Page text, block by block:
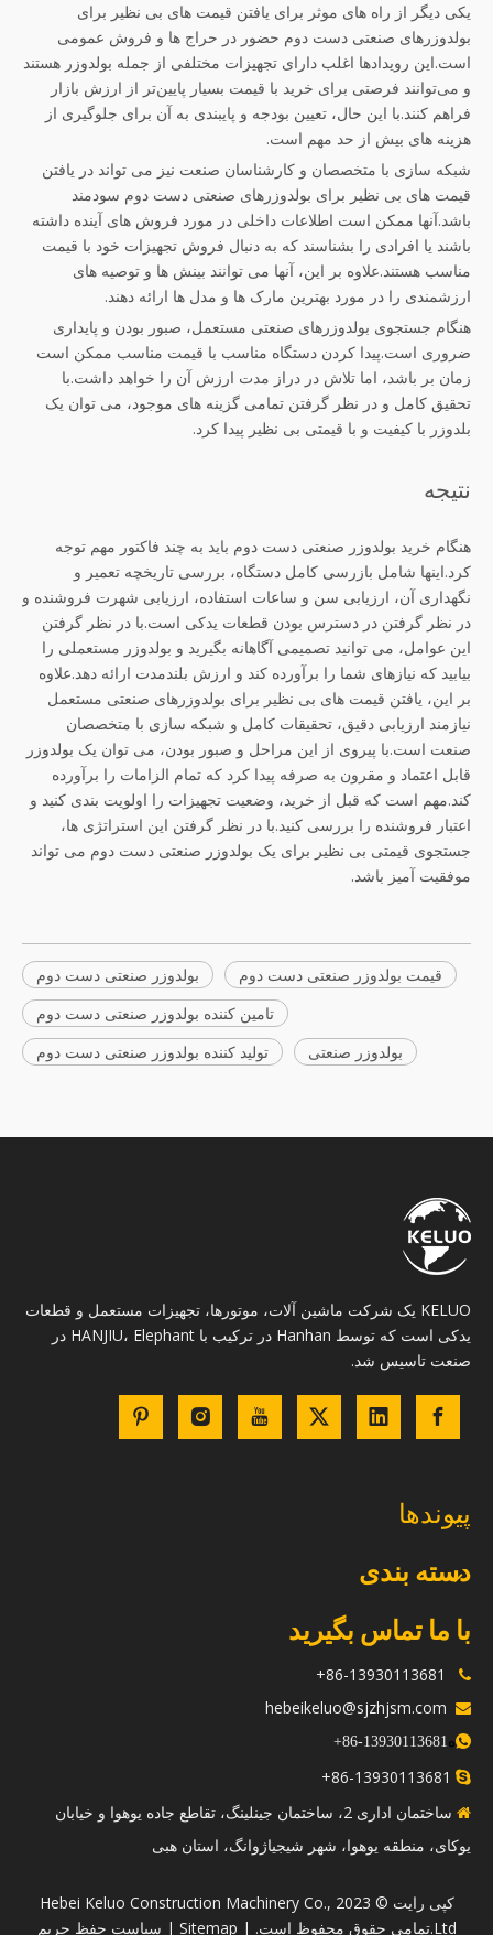
یکی دیگر از راه های موثر برای یافتن قیمت های بی نظیر برای
بولدوزرهای صنعتی دست دوم حضور در حراج ها و فروش عمومی
است.این رویدادها اغلب دارای تجهیزات مختلفی از جمله بولدوزر هستند
و می‌توانند فرصتی برای خرید با قیمت بسیار پایین‌تر از ارزش بازار
فراهم کنند.با این حال، تعیین بودجه و پایبندی به آن برای جلوگیری از
هزینه های بیش از حد مهم است.
شبکه سازی با متخصصان و کارشناسان صنعت نیز می تواند در یافتن
قیمت های بی نظیر برای بولدوزرهای صنعتی دست دوم سودمند
باشد.آنها ممکن است اطلاعات داخلی در مورد فروش های آینده داشته
باشند یا افرادی را بشناسند که به دنبال فروش تجهیزات خود با قیمت
مناسب هستند.علاوه بر این، آنها می توانند بینش ها و توصیه های
ارزشمندی را در مورد بهترین مارک ها و مدل ها ارائه دهند.
هنگام جستجوی بولدوزرهای صنعتی مستعمل، صبور بودن و پایداری
ضروری است.پیدا کردن دستگاه مناسب با قیمت مناسب ممکن است
زمان بر باشد، اما تلاش در دراز مدت ارزش آن را خواهد داشت.با
تحقیق کامل و در نظر گرفتن تمامی گزینه های موجود، می توان یک
بلدوزر با کیفیت و با قیمتی بی نظیر پیدا کرد.
نتیجه
هنگام خرید بولدوزر صنعتی دست دوم باید به چند فاکتور مهم توجه
کرد.اینها شامل بازرسی کامل دستگاه، بررسی تاریخچه تعمیر و
نگهداری آن، ارزیابی سن و ساعات استفاده، ارزیابی شهرت فروشنده و
در نظر گرفتن در دسترس بودن قطعات یدکی است.با در نظر گرفتن
این عوامل، می توانید تصمیمی آگاهانه بگیرید و بولدوزر مستعملی را
بیابید که نیازهای شما را برآورده کند و ارزش بلندمدت ارائه دهد.علاوه
بر این، یافتن قیمت های بی نظیر برای بولدوزرهای صنعتی مستعمل
نیازمند ارزیابی دقیق، تحقیقات کامل و شبکه سازی با متخصصان
صنعت است.با پیروی از این مراحل و صبور بودن، می توان یک بولدوزر
قابل اعتماد و مقرون به صرفه پیدا کرد که تمام الزامات را برآورده
کند.مهم است که قبل از خرید، وضعیت تجهیزات را اولویت بندی کنید و
اعتبار فروشنده را بررسی کنید.با در نظر گرفتن این استراتژی ها،
جستجوی قیمتی بی نظیر برای یک بولدوزر صنعتی دست دوم می تواند
موفقیت آمیز باشد.
بولدوزر صنعتی دست دوم
قیمت بولدوزر صنعتی دست دوم
تامین کننده بولدوزر صنعتی دست دوم
تولید کننده بولدوزر صنعتی دست دوم
بولدوزر صنعتی
KELUO یک شرکت ماشین آلات، موتورها، تجهیزات مستعمل و قطعات
یدکی است که توسط Hanhan در ترکیب با HANJIU، Elephant در
صنعت تاسیس شد.
پیوندها
دسته بندی
با ما تماس بگیرید


hebeikeluo@sjzhjsm.com
ه 13930113681-86
+


ساختمان اداری 2، ساختمان جینلینگ، تقاطع جاده یوهوا و خیابان
یوکای، منطقه یوهوا، شهر شیجیاژوانگ، استان هبی
​کپی رایت © 2023 Hebei Keluo Construction Machinery Co.,
Ltd.تمامی حقوق محفوظ است. |
Sitemap
| سیاست حفظ حریم